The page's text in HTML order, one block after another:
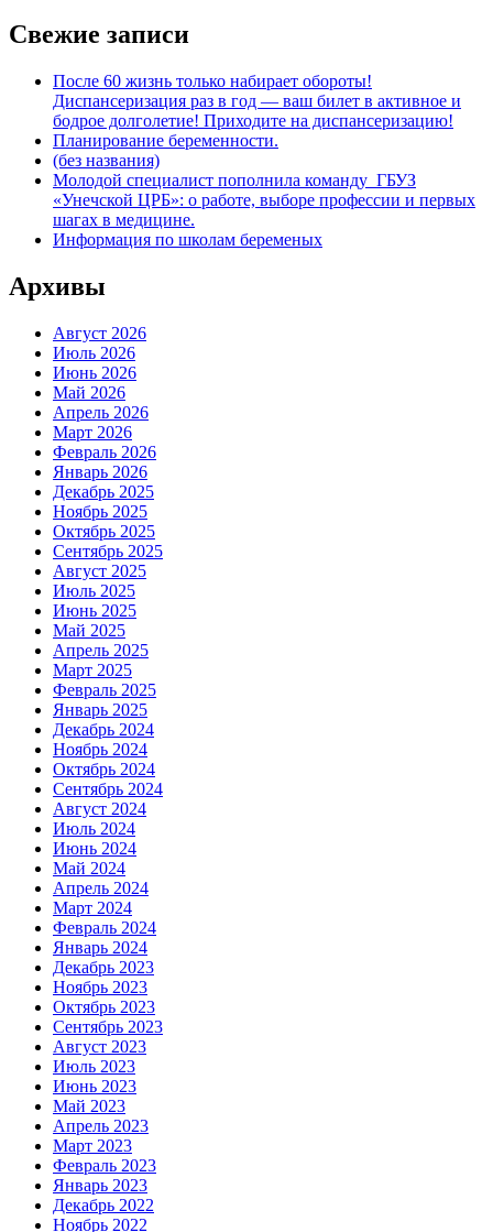
Свежие записи
После 60 жизнь только набирает обороты!
Диспансеризация раз в год — ваш билет в активное и
бодрое долголетие! Приходите на диспансеризацию!
Планирование беременности.
(без названия)
Молодой специалист пополнила команду ГБУЗ
«Унечской ЦРБ»: о работе, выборе профессии и первых
шагах в медицине.
Информация по школам беременых
Архивы
Август 2026
Июль 2026
Июнь 2026
Май 2026
Апрель 2026
Март 2026
Февраль 2026
Январь 2026
Декабрь 2025
Ноябрь 2025
Октябрь 2025
Сентябрь 2025
Август 2025
Июль 2025
Июнь 2025
Май 2025
Апрель 2025
Март 2025
Февраль 2025
Январь 2025
Декабрь 2024
Ноябрь 2024
Октябрь 2024
Сентябрь 2024
Август 2024
Июль 2024
Июнь 2024
Май 2024
Апрель 2024
Март 2024
Февраль 2024
Январь 2024
Декабрь 2023
Ноябрь 2023
Октябрь 2023
Сентябрь 2023
Август 2023
Июль 2023
Июнь 2023
Май 2023
Апрель 2023
Март 2023
Февраль 2023
Январь 2023
Декабрь 2022
Ноябрь 2022